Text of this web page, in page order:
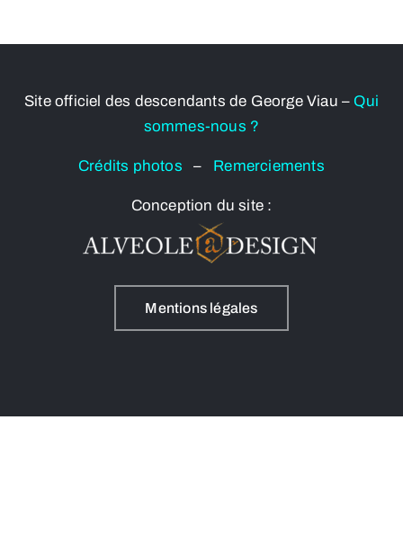
Site officiel des descendants de George Viau – Qui
sommes-nous ?
Crédits photos– Remerciements
Conception du site :
Mentions légales